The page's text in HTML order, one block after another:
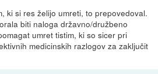
ki si res želijo umreti, to prepovedoval.
biti naloga državno/družbeno
umret tistim, ki so sicer pri
medicinskih razlogov za zaključit